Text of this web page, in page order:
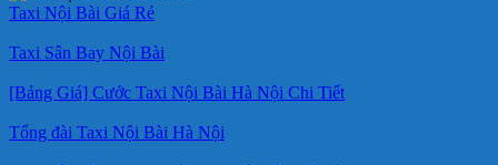
Taxi Nội Bài Giá Rẻ
Taxi Sân Bay Nội Bài
[Bảng Giá] Cước Taxi Nội Bài Hà Nội Chi Tiết
Tổng đài Taxi Nội Bài Hà Nội